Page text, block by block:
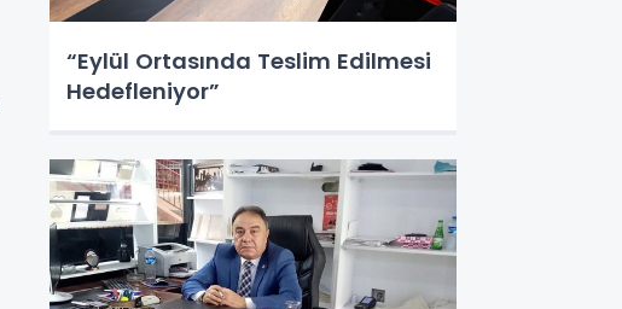
“Eylül Ortasında Teslim Edilmesi
Hedefleniyor”